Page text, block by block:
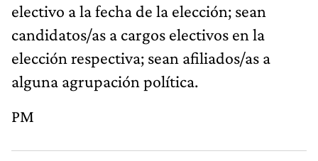
electivo a la fecha de la elección; sean
candidatos/as a cargos electivos en la
elección respectiva; sean afiliados/as a
alguna agrupación política.
PM